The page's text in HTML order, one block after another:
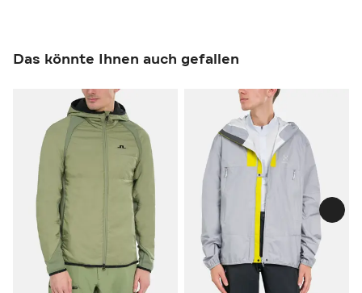
Das könnte Ihnen auch gefallen